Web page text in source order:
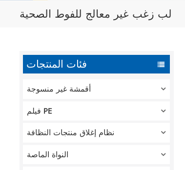
لب زغب غير معالج للفوط الصحية
فئات المنتجات
أقمشة غير منسوجة
فيلم PE
نظام إغلاق منتجات النظافة
النواة الماصة